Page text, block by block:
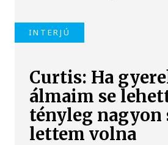
INTERJÚ
Curtis: Ha
álmaim se
tényleg nagyon
lettem volna